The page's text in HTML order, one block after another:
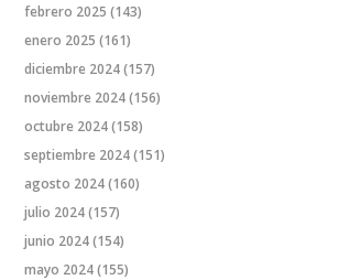
febrero 2025 (143)
enero 2025 (161)
diciembre 2024(157)
noviembre 2024(156)
octubre 2024(158)
septiembre 2024(151)
agosto 2024(160)
julio 2024(157)
junio 2024(154)
mayo 2024(155)